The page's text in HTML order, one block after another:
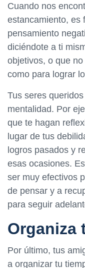
Cuando nos
estancamiento, es
pensamiento
diciéndote a ti
objetivos, o que
como para lograr
Tus seres
mentalidad. Por
que te hagan
lugar de tus
logros pasados ​​y
esas ocasiones.
ser muy efectivos
de pensar y a
para seguir
Organiza
Por último, tus
a organizar tu